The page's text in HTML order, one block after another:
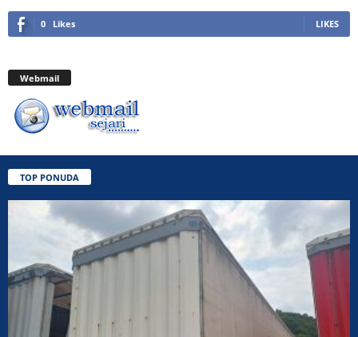
0 Likes LIKES
Webmail
TOP PONUDA